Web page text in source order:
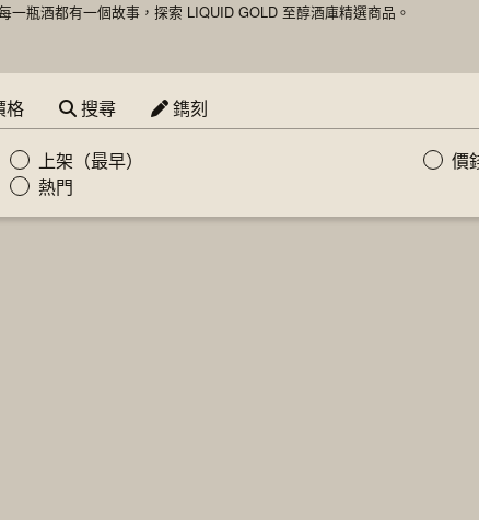
一瓶酒都有一個故事，探索 LIQUID GOLD 至醇酒庫精選商品。
格 搜尋 鐫刻
上架（最早）
價
熱門